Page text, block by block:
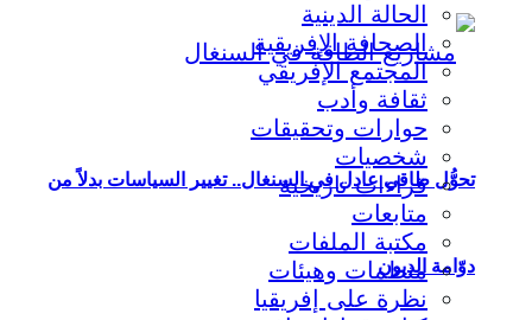
تحوُّل طاقي عادل في السنغال.. تغيير السياسات بدلاً من
دوّامة الديون
الحالة الدينية
الصحافة الإفريقية
المجتمع الإفريقي
ثقافة وأدب
حوارات وتحقيقات
شخصيات
قراءات تاريخية
متابعات
مكتبة الملفات
منظمات وهيئات
نظرة على إفريقيا